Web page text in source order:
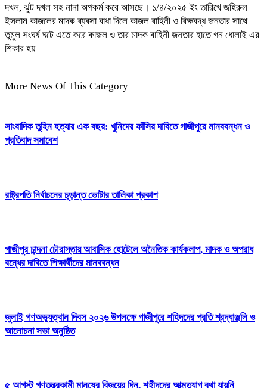
দখল, ঝুট দখল সহ নানা অপকর্ম করে আসছে। ১/৪/২০২৫ ইং তারিখে জহিরুল
ইসলাম কাজলের মাদক ব্যবসা বাধা দিলে কাজল বাহিনী ও বিক্ষবদ্ধ জনতার সাথে
তুমুল সংঘর্ষ ঘটে এতে করে কাজল ও তার মাদক বাহিনী জনতার হাতে গন ধোলাই এর
শিকার হয়
More News Of This Category
সাংবাদিক তুহিন হত্যার এক বছর: খুনিদের ফাঁসির দাবিতে গাজীপুরে মানববন্ধন ও
প্রতিবাদ সমাবেশ
রাষ্ট্রপতি নির্বাচনের চূড়ান্ত ভোটার তালিকা প্রকাশ
গাজীপুর চান্দনা চৌরাস্তায় আবাসিক হোটেলে অনৈতিক কার্যকলাপ, মাদক ও অপরাধ
বন্ধের দাবিতে শিক্ষার্থীদের মানববন্ধন
জুলাই গণঅভ্যুত্থান দিবস ২০২৬ উপলক্ষে গাজীপুরে শহিদদের প্রতি শ্রদ্ধাঞ্জলি ও
আলোচনা সভা অনুষ্ঠিত
৫ আগস্ট গণতন্ত্রকামী মানুষের বিজয়ের দিন, শহীদদের আত্মত্যাগ বৃথা যায়নি